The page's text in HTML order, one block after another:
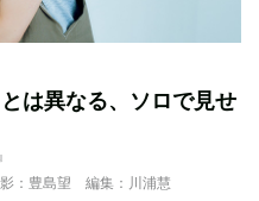
は異なる、ソロで見せ
：豊島望 編集：川浦慧